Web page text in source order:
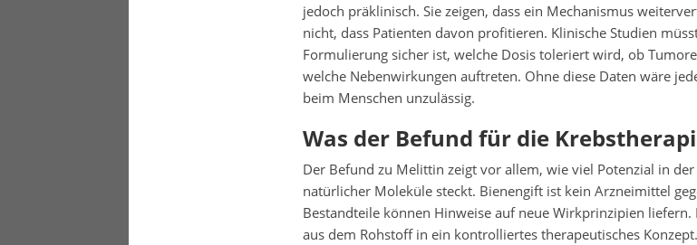
jedoch präklinisch. Sie zeigen, dass ein Mechanismus
nicht, dass Patienten davon profitieren. Klinische Studien
Formulierung sicher ist, welche Dosis toleriert wird, ob
welche Nebenwirkungen auftreten. Ohne diese Daten wäre
beim Menschen unzulässig.
Was der Befund für die
Der Befund zu Melittin zeigt vor allem, wie viel Potenzial in
natürlicher Moleküle steckt. Bienengift ist kein Arzneimittel
Bestandteile können Hinweise auf neue Wirkprinzipien liefern.
aus dem Rohstoff in ein kontrolliertes therapeutisches